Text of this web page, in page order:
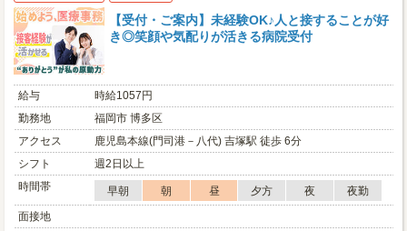
【受付・ご案内】未経験OK♪人と接することが好
き◎笑顔や気配りが活きる病院受付
給与
時給1057円
勤務地
福岡市 博多区
アクセス
鹿児島本線(門司港－八代) 吉塚駅 徒歩 6分
シフト
週2日以上
時間帯
早朝 朝 昼 夕方 夜
夜勤
面接地